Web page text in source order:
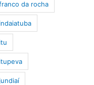
da rocha